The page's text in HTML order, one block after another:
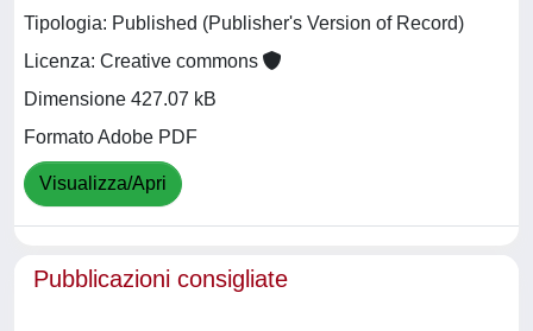
Tipologia: Published (Publisher's Version of Record)
Licenza: Creative commons
Dimensione 427.07 kB
Formato Adobe PDF
Visualizza/Apri
Pubblicazioni consigliate